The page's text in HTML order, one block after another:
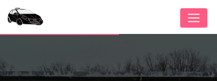
Panneau de gestion des cookies